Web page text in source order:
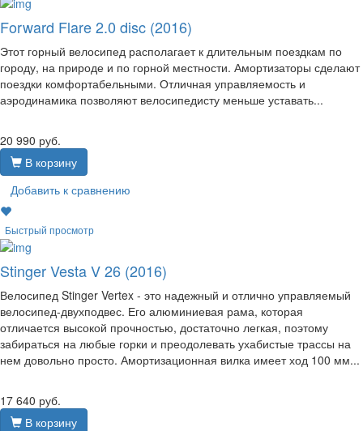
Forward Flare 2.0 disc (2016)
Этот горный велосипед располагает к длительным поездкам по
городу, на природе и по горной местности. Амортизаторы сделают
поездки комфортабельными. Отличная управляемость и
аэродинамика позволяют велосипедисту меньше уставать...
20 990 руб.
В корзину
Добавить к сравнению
Быстрый просмотр
Stinger Vesta V 26 (2016)
Велосипед Stinger Vertex - это надежный и отлично управляемый
велосипед-двухподвес. Его алюминиевая рама, которая
отличается высокой прочностью, достаточно легкая, поэтому
забираться на любые горки и преодолевать ухабистые трассы на
нем довольно просто. Амортизационная вилка имеет ход 100 мм...
17 640 руб.
В корзину